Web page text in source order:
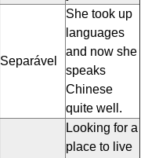
Separável
She took up
languages
and now she
speaks
Chinese
quite well.
Looking for a
place to live